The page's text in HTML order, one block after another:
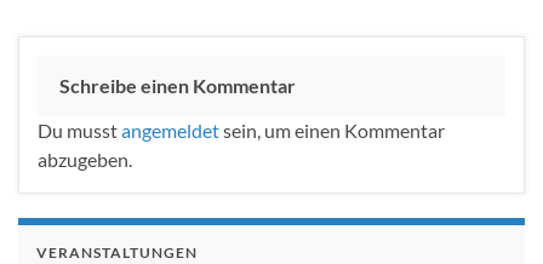
Schreibe einen Kommentar
Du musstangemeldetsein, um einen Kommentar
abzugeben.
VERANSTALTUNGEN